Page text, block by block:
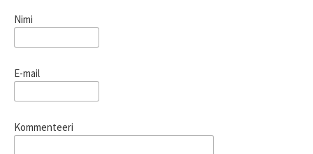
Nimi
E-mail
Kommenteeri